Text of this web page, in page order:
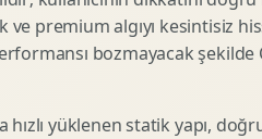
Fuaye Gorsel Tasarimi
Kurumsal Ilan Tasarimi
ve premium algıyı kesintisiz
bozmayacak şekilde
hızlı yüklenen statik yapı,